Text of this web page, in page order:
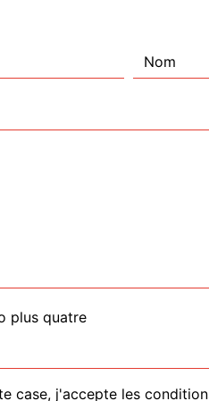
plus quatre
case, j'accepte les